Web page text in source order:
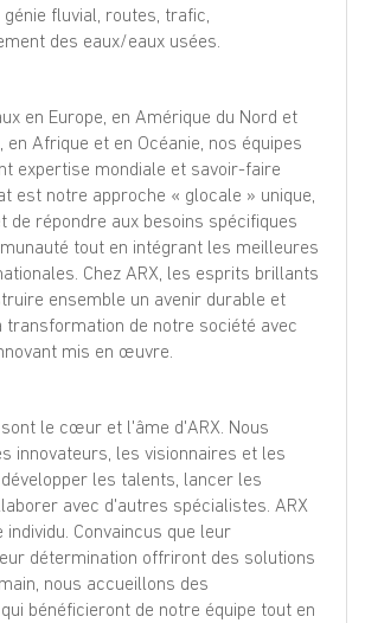
fluvial, routes, trafic,
des eaux/eaux usées.
en Europe, en Amérique du Nord et
en Afrique et en Océanie, nos équipes
expertise mondiale et savoir-faire
est notre approche « glocale » unique,
de répondre aux besoins spécifiques
tout en intégrant les meilleures
Chez ARX, les esprits brillants
ensemble un avenir durable et
transformation de notre société avec
mis en œuvre.
le cœur et l'âme d'ARX. Nous
innovateurs, les visionnaires et les
les talents, lancer les
avec d'autres spécialistes. ARX
Convaincus que leur
détermination offriront des solutions
nous accueillons des
bénéficieront de notre équipe tout en